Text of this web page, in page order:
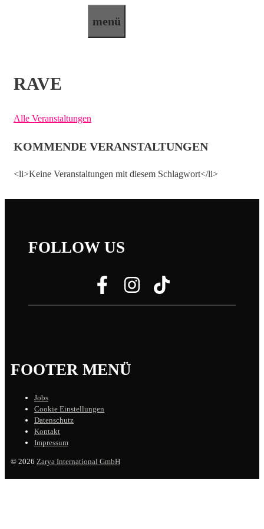
menü
RAVE
Alle Veranstaltungen
KOMMENDE VERANSTALTUNGEN
<li>Keine Veranstaltungen mit diesem Schlagwort</li>
FOLLOW US
FOOTER MENÜ
Jobs
Cookie Einstellungen
Datenschutz
Kontakt
Impressum
© 2026 Zarya International GmbH